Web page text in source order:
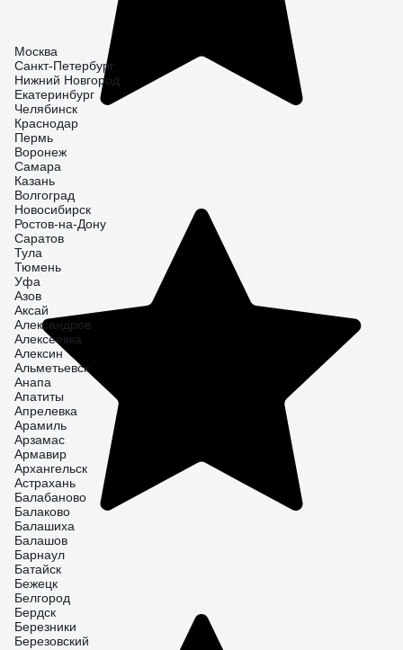
Москва
Санкт-Петербург
Нижний Новгород
Екатеринбург
Челябинск
Краснодар
Пермь
Воронеж
Самара
Казань
Волгоград
Новосибирск
Ростов-на-Дону
Саратов
Тула
Тюмень
Уфа
Азов
Аксай
Александров
Алексеевка
Алексин
Альметьевск
Анапа
Апатиты
Апрелевка
Арамиль
Арзамас
Армавир
Архангельск
Астрахань
Балабаново
Балаково
Балашиха
Балашов
Барнаул
Батайск
Бежецк
Белгород
Бердск
Березники
Березовский